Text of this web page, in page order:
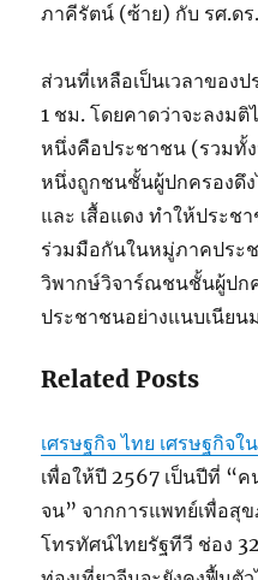
ภาคีรัตน์ (ซ้าย) กับ รศ.ดร.
ส่วนที่เหลือเป็นเวลาของ
1 ชม. โดยคาดว่าจะลงม
หนึ่งคือประชาชน (รวม
หนึ่งถูกชนชั้นผู้ปกครองดึง
และ เสื้อแดง ทำให้ประช
ร่วมมือกันในหมู่ภาคประ
วิพากษ์วิจาร์ณชนชั้นผู้ปก
ประชาชนอย่างแนบเนียน
Related Posts
เศรษฐกิจ ไทย เศรษฐกิจ
เพื่อให้ปี 2567 เป็นปีที่ “ค
จน” จากการแพทย์เพื่อสุ
โทรทัศน์ไทยรัฐทีวี ช่อง